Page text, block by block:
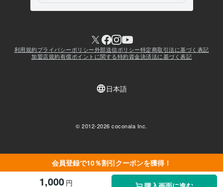
会員登録で10％割引クーポンを獲得！
1,000 円